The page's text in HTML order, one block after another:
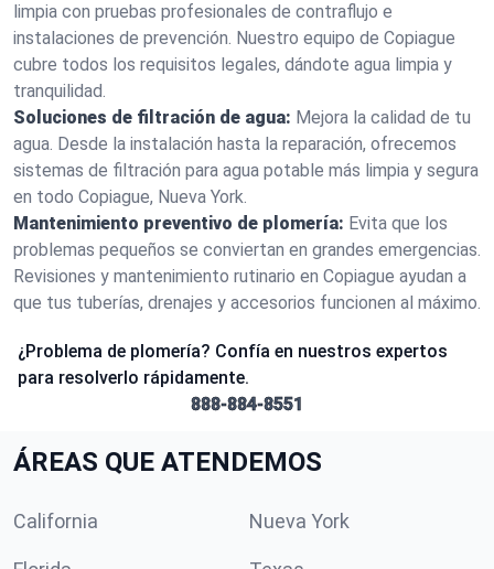
limpia con pruebas profesionales de contraflujo e
instalaciones de prevención. Nuestro equipo de Copiague
cubre todos los requisitos legales, dándote agua limpia y
tranquilidad.
Soluciones de filtración de agua: Mejora la calidad de tu
agua. Desde la instalación hasta la reparación, ofrecemos
sistemas de filtración para agua potable más limpia y segura
en todo Copiague, Nueva York.
Mantenimiento preventivo de plomería: Evita que los
problemas pequeños se conviertan en grandes emergencias.
Revisiones y mantenimiento rutinario en Copiague ayudan a
que tus tuberías, drenajes y accesorios funcionen al máximo.
¿Problema de plomería? Confía en nuestros expertos
para resolverlo rápidamente.
888-884-8551
ÁREAS QUE ATENDEMOS
California Nueva York